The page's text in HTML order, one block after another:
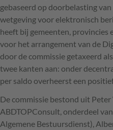
gebaseerd op doorbelasting
wetgeving voor elektronisch
heeft bij gemeenten, provincies
voor het arrangement van de
door de commissie getaxeerd
twee kanten aan: onder
per saldo overheerst een positief
De commissie bestond uit
ABDTOPConsult, onderdeel
Algemene Bestuursdienst),